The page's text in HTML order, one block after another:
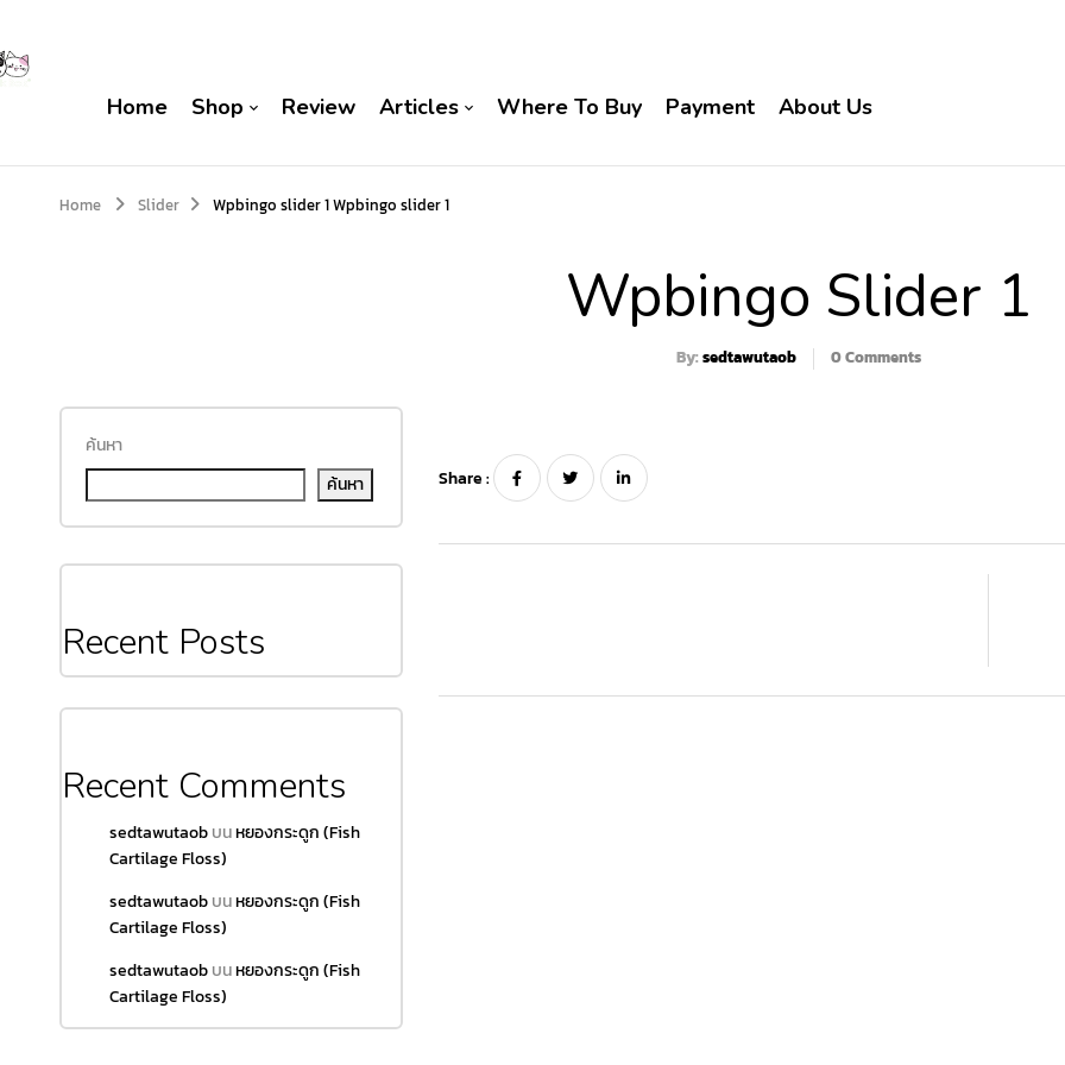
Home Shop Review Articles Where To Buy Payment About Us
Home Slider Wpbingo slider 1Wpbingo slider 1
Wpbingo Slider 1
By: sedtawutaob 0Comments
ค้นหา
ค้นหา
Recent Posts
Recent Comments
sedtawutaobบนหยองกระดูก (Fish
Cartilage Floss)
sedtawutaobบนหยองกระดูก (Fish
Cartilage Floss)
sedtawutaobบนหยองกระดูก (Fish
Cartilage Floss)
Share :